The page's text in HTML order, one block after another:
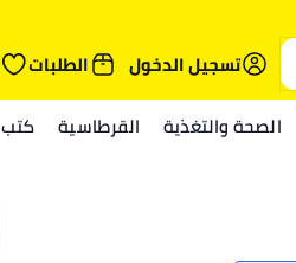
تسجيل الدخول
الطلبات
الصحة والتغذية القرطاسية كتب